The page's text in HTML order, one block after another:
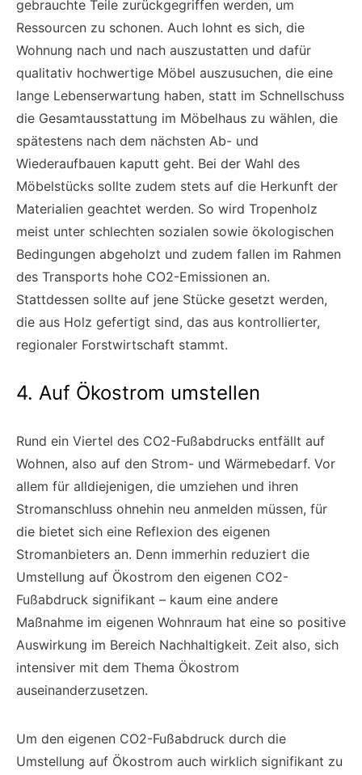
gebrauchte Teile zurückgegriffen werden, um
Ressourcen zu schonen. Auch lohnt es sich, die
Wohnung nach und nach auszustatten und dafür
qualitativ hochwertige Möbel auszusuchen, die eine
lange Lebenserwartung haben, statt im Schnellschuss
die Gesamtausstattung im Möbelhaus zu wählen, die
spätestens nach dem nächsten Ab- und
Wiederaufbauen kaputt geht. Bei der Wahl des
Möbelstücks sollte zudem stets auf die Herkunft der
Materialien geachtet werden. So wird Tropenholz
meist unter schlechten sozialen sowie ökologischen
Bedingungen abgeholzt und zudem fallen im Rahmen
des Transports hohe CO2-Emissionen an.
Stattdessen sollte auf jene Stücke gesetzt werden,
die aus Holz gefertigt sind, das aus kontrollierter,
regionaler Forstwirtschaft stammt.
4. Auf Ökostrom umstellen
Rund ein Viertel des CO2-Fußabdrucks entfällt auf
Wohnen, also auf den Strom- und Wärmebedarf. Vor
allem für alldiejenigen, die umziehen und ihren
Stromanschluss ohnehin neu anmelden müssen, für
die bietet sich eine Reflexion des eigenen
Stromanbieters an. Denn immerhin reduziert die
Umstellung auf Ökostrom den eigenen CO2-
Fußabdruck signifikant – kaum eine andere
Maßnahme im eigenen Wohnraum hat eine so positive
Auswirkung im Bereich Nachhaltigkeit. Zeit also, sich
intensiver mit dem Thema Ökostrom
auseinanderzusetzen.
Um den eigenen CO2-Fußabdruck durch die
Umstellung auf Ökostrom auch wirklich signifikant zu